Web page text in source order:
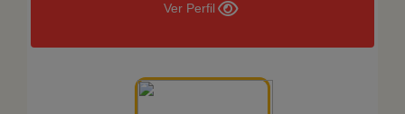
Ver Perfil